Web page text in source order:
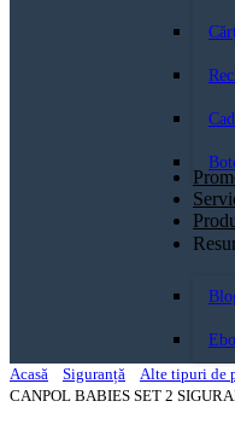
Acasă
Siguranță
Alte tipuri de
CANPOL BABIES SET 2